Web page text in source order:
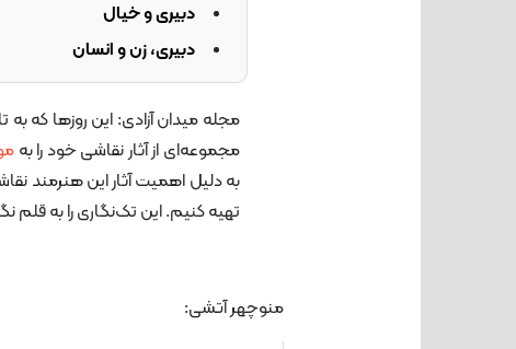
دبیری و خیال
دبیری، زن و انسان
مجله میدان آزادی: این روزها که
مجموعه‌ای از آثار نقاشی خود را به
به دلیل اهمیت آثار این هنرمند
تهیه کنیم. این تک‌نگاری را به قلم
منوچهر آتشی: